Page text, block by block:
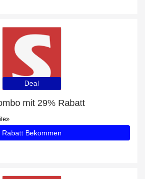
Deal
mit 29% Rabatt
Rabatt Bekommen